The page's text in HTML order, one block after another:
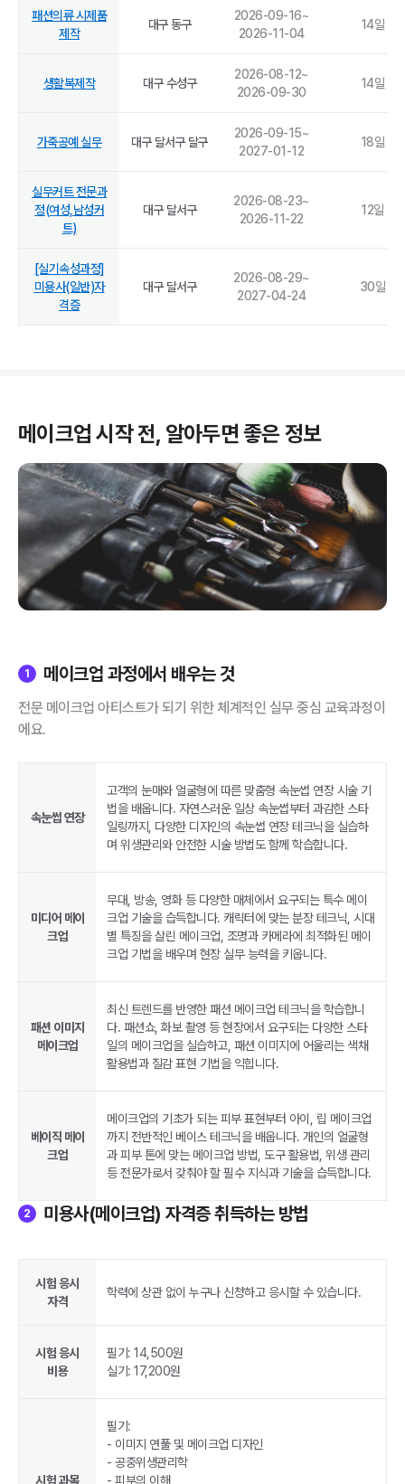
패션의류 시제품
제작
대구 동구
2026-09-16~
2026-11-04
14일
생활복제작 대구 수성구
2026-08-12~
2026-09-30
14일
가죽공예 실무 대구 달서구 달구
2026-09-15~
2027-01-12
18일
실무커트 전문과
정(여성,남성커
트)
대구 달서구
2026-08-23~
2026-11-22
12일
[실기속성과정]
미용사(일반)자
격증
대구 달서구
2026-08-29~
2027-04-24
30일
메이크업 시작 전, 알아두면 좋은 정보
1 메이크업 과정에서 배우는 것
전문 메이크업 아티스트가 되기 위한 체계적인 실무 중심 교육과정이
에요.
속눈썹 연장
고객의 눈매와 얼굴형에 따른 맞춤형 속눈썹 연장 시술 기
법을 배웁니다. 자연스러운 일상 속눈썹부터 과감한 스타
일링까지, 다양한 디자인의 속눈썹 연장 테크닉을 실습하
며 위생관리와 안전한 시술 방법도 함께 학습합니다.
미디어 메이
크업
무대, 방송, 영화 등 다양한 매체에서 요구되는 특수 메이
크업 기술을 습득합니다. 캐릭터에 맞는 분장 테크닉, 시대
별 특징을 살린 메이크업, 조명과 카메라에 최적화된 메이
크업 기법을 배우며 현장 실무 능력을 키웁니다.
패션 이미지
메이크업
최신 트렌드를 반영한 패션 메이크업 테크닉을 학습합니
다. 패션쇼, 화보 촬영 등 현장에서 요구되는 다양한 스타
일의 메이크업을 실습하고, 패션 이미지에 어울리는 색채
활용법과 질감 표현 기법을 익힙니다.
베이직 메이
크업
메이크업의 기초가 되는 피부 표현부터 아이, 립 메이크업
까지 전반적인 베이스 테크닉을 배웁니다. 개인의 얼굴형
과 피부 톤에 맞는 메이크업 방법, 도구 활용법, 위생 관리
등 전문가로서 갖춰야 할 필수 지식과 기술을 습득합니다.
2 미용사(메이크업) 자격증 취득하는 방법
시험 응시
자격
학력에 상관 없이 누구나 신청하고 응시할 수 있습니다.
시험 응시
비용
필기: 14,500원
실기: 17,200원
시험 과목
필기:
- 이미지 연풀 및 메이크업 디자인
- 공중위생관리학
- 피부의 이해